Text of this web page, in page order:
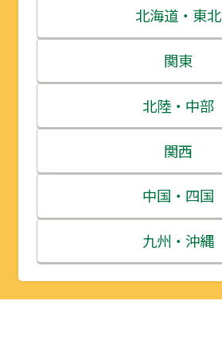
北海道・東北
北海道
青森県
岩手県
宮城県
秋田県
山形県
関東
茨城県
栃木県
群馬県
埼玉県
千葉県
北陸・中部
新潟県
富山県
石川県
福井県
関西
三重県
滋賀県
京都府
中国・四国
鳥取県
島根県
九州・沖縄
福岡県